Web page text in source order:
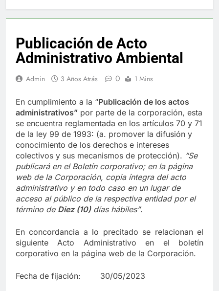
Publicación de Acto
Administrativo Ambiental
Admin 3 Años Atrás 0 1 Mins
En cumplimiento a la “Publicación de los actos
administrativos” por parte de la corporación, esta
se encuentra reglamentada en los artículos 70 y 71
de la ley 99 de 1993: (a. promover la difusión y
conocimiento de los derechos e intereses
colectivos y sus mecanismos de protección). “Se
publicará en el Boletín corporativo; en la página
web de la Corporación, copia íntegra del acto
administrativo y en todo caso en un lugar de
acceso al público de la respectiva entidad por el
término de Diez (10)días hábiles”.
En concordancia a lo precitado se relacionan el
siguiente Acto Administrativo en el boletín
corporativo en la página web de la Corporación.
Fecha de fijación: 30/05/2023